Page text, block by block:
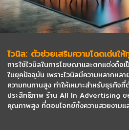
ไวนิล: ตัวช่วยเสริมความโดดเด่นใ
การใช้ไวนิลในการโฆษณาและตกแต่งถือ
ในยุคปัจจุบัน เพราะไวนิลมีความหลากหล
ความทนทานสูง ทำให้เหมาะสำหรับธุรกิจ
ประสิทธิภาพ ร้าน All In Advertising ข
คุณภาพสูง ที่ตอบโจทย์ทั้งความสวยงามแ